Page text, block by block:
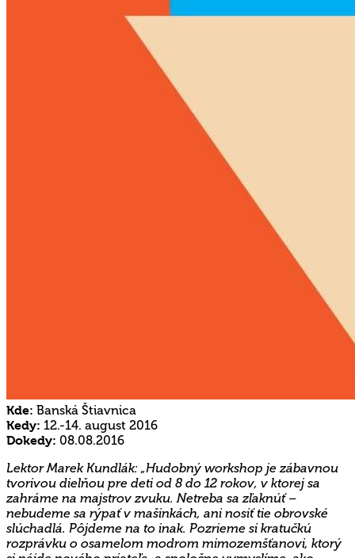
Kde: Banská Štiavnica
Kedy: 12.-14. august 2016
Dokedy: 08.08.2016
Lektor Marek Kundlák: „Hudobný workshop je zábavnou
tvorivou dielňou pre deti od 8 do 12 rokov, v ktorej sa
zahráme na majstrov zvuku. Netreba sa zľaknúť –
nebudeme sa rýpať v mašinkách, ani nosiť tie obrovské
slúchadlá. Pôjdeme na to inak. Pozrieme si kratučkú
rozprávku o osamelom modrom mimozemšťanovi, ktorý